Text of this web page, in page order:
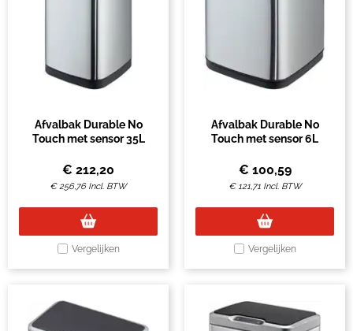
Afvalbak Durable No
Touch met sensor 35L
€ 212,20
€256,76 Incl. BTW
Vergelijken
Afvalbak Durable No
Touch met sensor 6L
€ 100,59
€121,71 Incl. BTW
Vergelijken